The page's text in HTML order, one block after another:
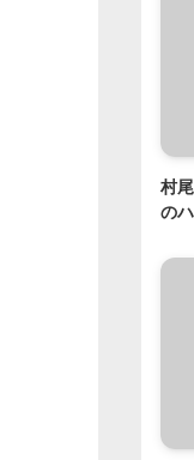
村
の